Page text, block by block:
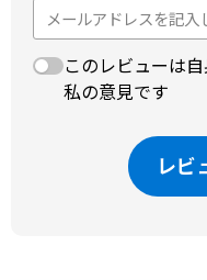
このレビューは
私の意見です
レビ